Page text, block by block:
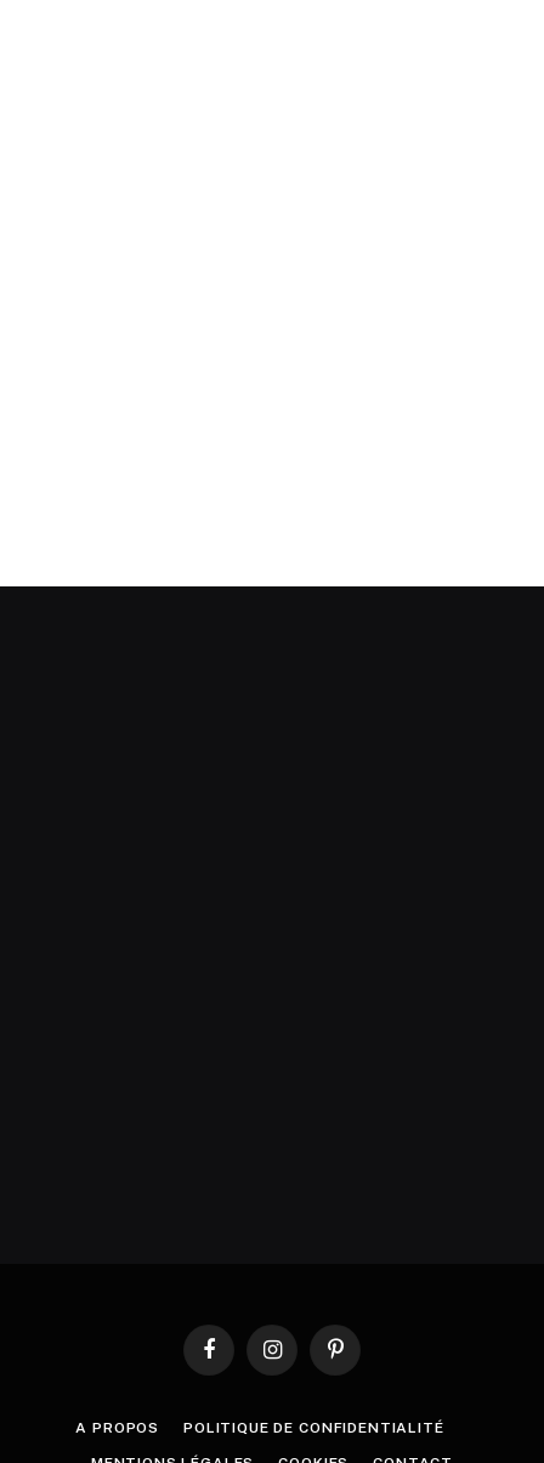
FacebookInstagramPinterest
A PROPOS POLITIQUE DE CONFIDENTIALITÉ